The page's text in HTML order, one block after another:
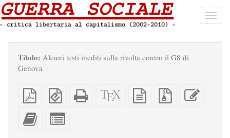
Titolo: Alcuni testi inediti sulla rivolta contro il G8 di
Genova
PDF
semplice
EPUB
(per
HTML
completo
Sorgenti
XeLaTeX
sorgente
File
sorgenti
Aggiungi
questo